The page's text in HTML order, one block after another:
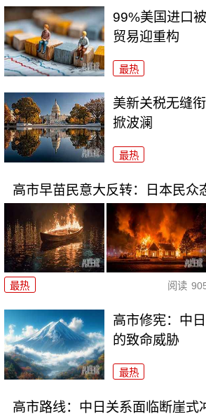
99%美国进口
贸易迎重构
最热
美新关税无缝
掀波澜
最热
高市早苗民意大反转：日本民众
最热 阅读
高市修宪：中
的致命威胁
最热
高市路线：中日关系面临断崖式